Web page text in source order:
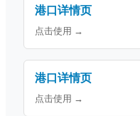
港口详情页
点击使用 →
港口详情页
点击使用 →